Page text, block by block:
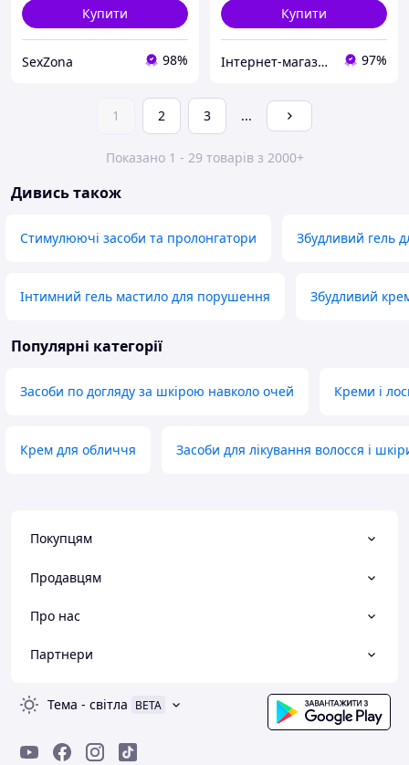
Купити
SexZona 98%
Купити
Інтернет-магазин "Імпорт" 97%
1 2 3 ...
Показано 1 - 29 товарів з 2000+
Дивись також
Стимулюючі засоби та пролонгатори Збудливий гель
Інтимний гель мастило для порушення Збудливий
Популярні категорії
Засоби по догляду за шкірою навколо очей Креми і
Крем для обличчя Засоби для лікування волосся і
Покупцям
Продавцям
Про нас
Партнери
Тема - світла BETA